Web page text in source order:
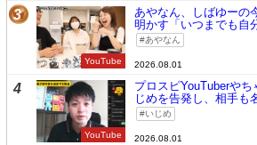
3
YouTube
あやなん、しばゆーの
明かす「いつまでも自
あやなん
2026.08.01
4
YouTube
プロスピYouTuberや
じめを告発し、相手も
いじめ
2026.08.01